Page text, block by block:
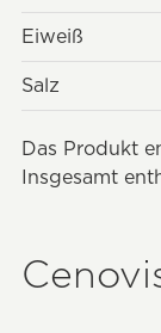
Eiweiß
Salz
Das Produkt
Insgesamt